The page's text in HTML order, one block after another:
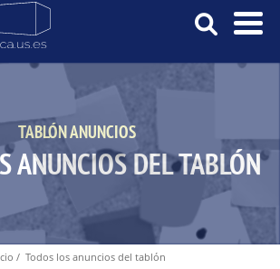
TABLÓN ANUNCIOS
ANUNCIOS DEL TABLÓN
Todos los anuncios del tablón